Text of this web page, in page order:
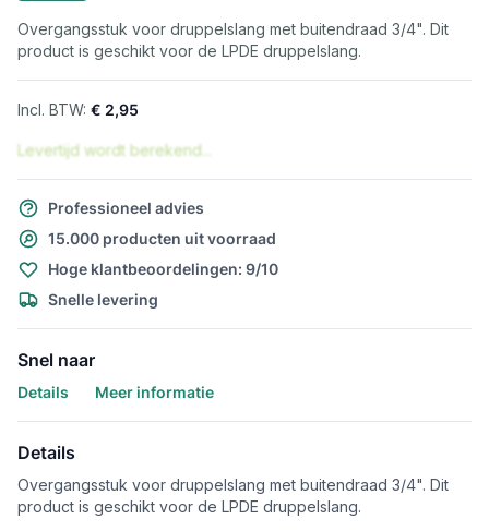
Overgangsstuk voor druppelslang met buitendraad 3/4". Dit
product is geschikt voor de LPDE druppelslang.
€ 2,95
Levertijd wordt berekend...
Professioneel advies
15.000 producten uit voorraad
Hoge klantbeoordelingen: 9/10
Snelle levering
Snel naar
Details Meer informatie
Details
Overgangsstuk voor druppelslang met buitendraad 3/4". Dit
product is geschikt voor de LPDE druppelslang.